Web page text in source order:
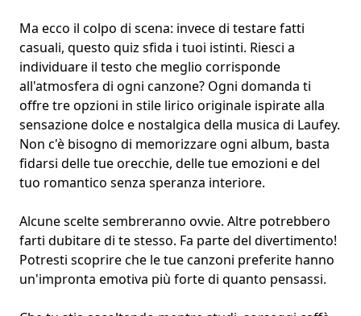
Ma ecco il colpo di scena: invece di testare fatti
casuali, questo quiz sfida i tuoi istinti. Riesci a
individuare il testo che meglio corrisponde
all'atmosfera di ogni canzone? Ogni domanda ti
offre tre opzioni in stile lirico originale ispirate alla
sensazione dolce e nostalgica della musica di Laufey.
Non c'è bisogno di memorizzare ogni album, basta
fidarsi delle tue orecchie, delle tue emozioni e del
tuo romantico senza speranza interiore.
Alcune scelte sembreranno ovvie. Altre potrebbero
farti dubitare di te stesso. Fa parte del divertimento!
Potresti scoprire che le tue canzoni preferite hanno
un'impronta emotiva più forte di quanto pensassi.